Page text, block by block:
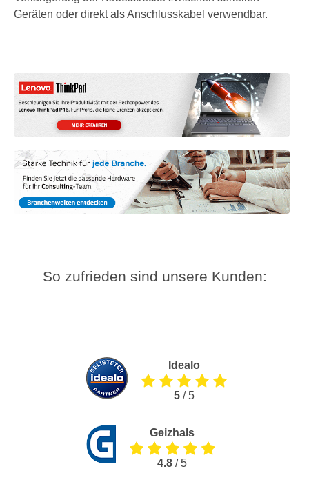
Geräten oder direkt als Anschlusskabel verwendbar.
So zufrieden sind unsere Kunden:
Idealo
5/ 5
Geizhals
4.8 / 5